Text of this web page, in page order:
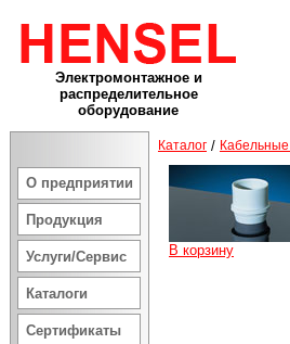
Электромонтажное и
распределительное
оборудование
О предприятии
Продукция
Услуги/Сервис
Каталоги
Сертификаты
Каталог /
В корзину